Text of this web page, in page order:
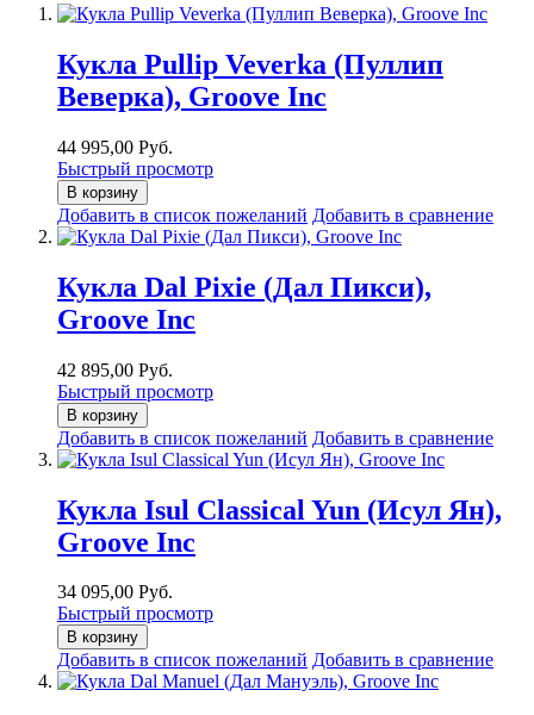
Кукла Pullip Veverka (Пуллип
Веверка), Groove Inc
44 995,00 Руб.
Быстрый просмотр
В корзину
Добавить в список пожеланий Добавить в сравнение
Кукла Dal Pixie (Дал Пикси),
Groove Inc
42 895,00 Руб.
Быстрый просмотр
В корзину
Добавить в список пожеланий Добавить в сравнение
Кукла Isul Classical Yun (Исул Ян),
Groove Inc
34 095,00 Руб.
Быстрый просмотр
В корзину
Добавить в список пожеланий Добавить в сравнение